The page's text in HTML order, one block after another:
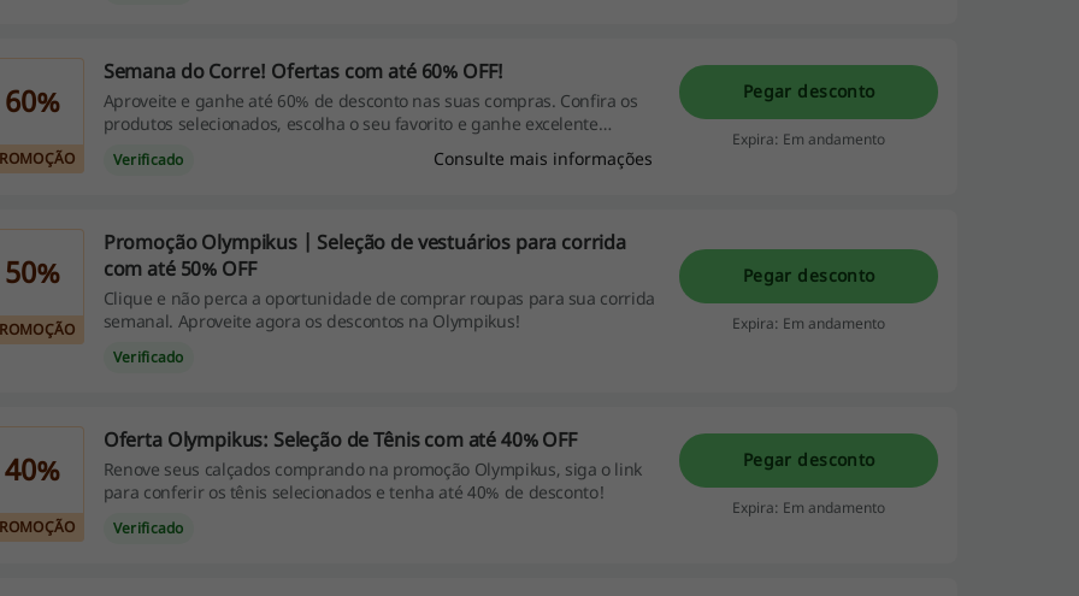
60%
Semana do Corre! Ofertas com até 60% OFF!
Aproveite e ganhe até 60% de desconto nas suas compras. Confira os
produtos selecionados, escolha o seu favorito e ganhe excelente
Consulte mais informações
Verificado
Pegar desconto
Expira: Em andamento
50%
Promoção Olympikus | Seleção de vestuários para corrida
com até 50% OFF
Clique e não perca a oportunidade de comprar roupas para sua corrida
semanal. Aproveite agora os descontos na Olympikus!
Verificado
Pegar desconto
Expira: Em andamento
40%
Oferta Olympikus: Seleção de Tênis com até 40% OFF
Renove seus calçados comprando na promoção Olympikus, siga o link
para conferir os tênis selecionados e tenha até 40% de desconto!
Verificado
Pegar desconto
Expira: Em andamento